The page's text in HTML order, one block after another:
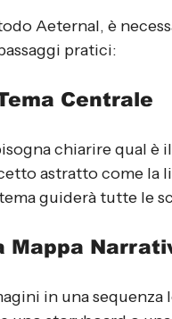
Aeternal, è
pratici:
Centrale
chiarire qual è
astratto come la
guiderà tutte le
Mappa
in una sequenza